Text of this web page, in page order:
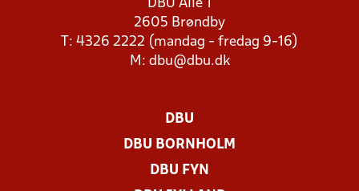
DBU Allé 1
2605 Brøndby
T: 4326 2222 (mandag - fredag 9-16)
M: dbu@dbu.dk
DBU
DBU BORNHOLM
DBU FYN